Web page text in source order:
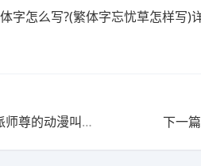
字怎么写?(繁体字忘忧草怎样写)
上一篇：穿越成反派师尊的动漫?(穿越成反派师尊的动漫叫什么) 下一